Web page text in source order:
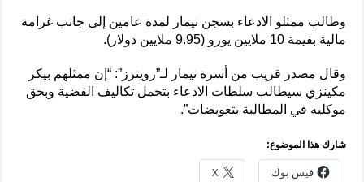
وطالب ممثلو الادعاء بسجن نيمار لمدة عامين إلى جانب غرامة
مالية بقيمة 10 ملايين يورو (9.95 ملايين دولار).
وقال مصدر قريب من أسرة نيمار لـ”رويترز”: “إن ممثلهم بيكر
مكينزي سيطالب سلطات الادعاء بتحمل تكاليف القضية وبحق
موكليه في المطالبة بتعويضات”.
شارك هذا الموضوع:
فيس بوك X